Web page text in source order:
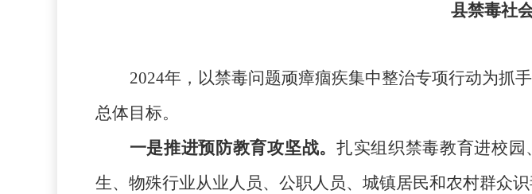
县禁毒社
2024年， 以禁毒问题顽瘴痼疾集中整治专项行动为抓
总体目标。
一是推进预防教育攻坚战。 扎实组织禁毒教育进校
生、物殊行业从业人员、公职人员、城镇居民和农村群众识